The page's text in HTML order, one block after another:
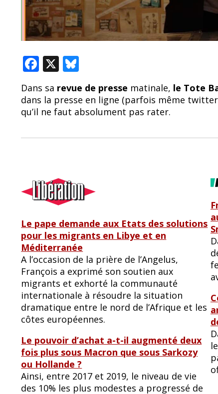
F
e
b
o
X
u
e
sk
Dans sa revue de presse matinale, le Tote
dans la presse en ligne (parfois même
qu’il ne faut absolument pas rater.
Le pape demande aux Etats des solutions
pour les migrants en Libye et en
Méditerranée
A l’occasion de la prière de l’Angelus,
François a exprimé son soutien aux
migrants et exhorté la communauté
internationale à résoudre la situation
dramatique entre le nord de l’Afrique et les
côtes européennes.
Le pouvoir d’achat a-t-il augmenté deux
fois plus sous Macron que sous Sarkozy
ou Hollande ?
Ainsi, entre 2017 et 2019, le niveau de vie
des 10% les plus modestes a progressé de